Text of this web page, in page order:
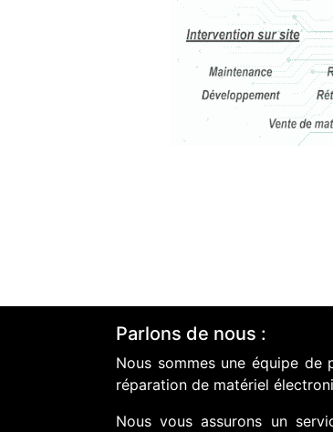
Parlons de nous :
Nous sommes une équipe
réparation de matériel
Nous vous assurons un